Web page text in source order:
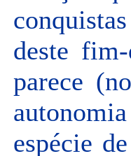
deste
parece
espécie